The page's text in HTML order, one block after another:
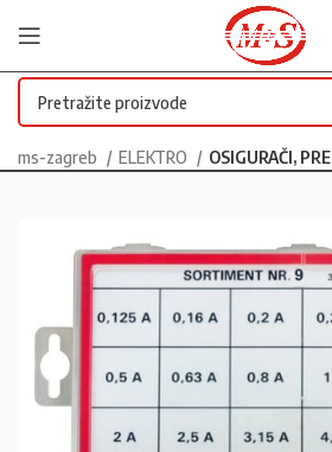
ms-zagreb ELEKTRO OSIGURAČI,